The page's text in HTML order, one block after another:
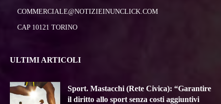
COMMERCIALE@NOTIZIEINUNCLICK.COM
CAP 10121 TORINO
ULTIMI ARTICOLI
Sport. Mastacchi (Rete Civica): “Garantire
il diritto allo sport senza costi aggiuntivi